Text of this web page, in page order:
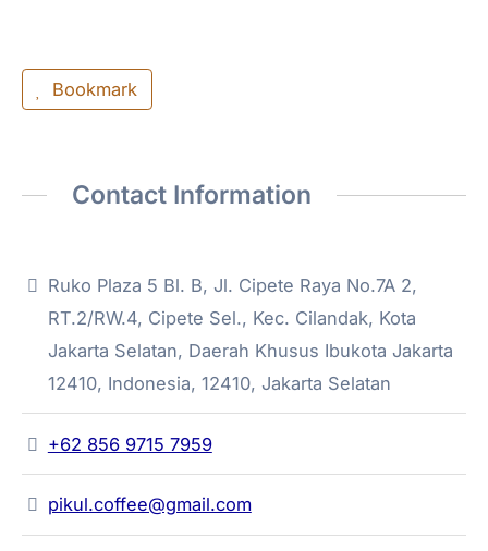
Bookmark
Contact Information
Ruko Plaza 5 Bl. B, Jl. Cipete Raya No.7A 2,
RT.2/RW.4, Cipete Sel., Kec. Cilandak, Kota
Jakarta Selatan, Daerah Khusus Ibukota Jakarta
12410, Indonesia, 12410, Jakarta Selatan
+62 856 9715 7959
pikul.coffee@gmail.com